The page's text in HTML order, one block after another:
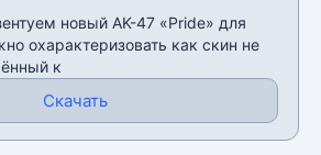
новый AK-47 «Pride» для
охарактеризовать как скин не
к
Скачать